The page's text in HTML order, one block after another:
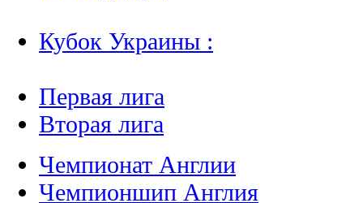
Кубок Украины :
Первая лига
Вторая лига
Чемпионат Англии
Чемпионшип Англия